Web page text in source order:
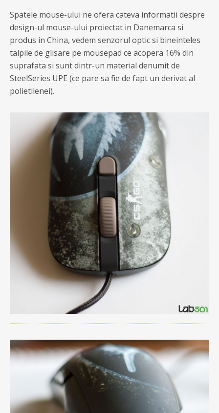
Spatele mouse-ului ne ofera cateva informatii despre
design-ul mouse-ului proiectat in Danemarca si
produs in China, vedem senzorul optic si bineinteles
talpile de glisare pe mousepad ce acopera 16% din
suprafata si sunt dintr-un material denumit de
SteelSeries UPE (ce pare sa fie de fapt un derivat al
polietilenei).